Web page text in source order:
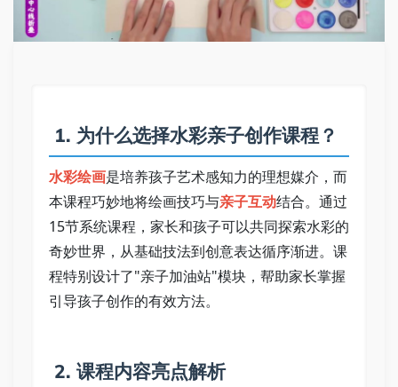
1. 为什么选择水彩亲子创作课程？
水彩绘画是培养孩子艺术感知力的理想媒介，而
本课程巧妙地将绘画技巧与亲子互动结合。通过
15节系统课程，家长和孩子可以共同探索水彩的
奇妙世界，从基础技法到创意表达循序渐进。课
程特别设计了"亲子加油站"模块，帮助家长掌握
引导孩子创作的有效方法。
2. 课程内容亮点解析